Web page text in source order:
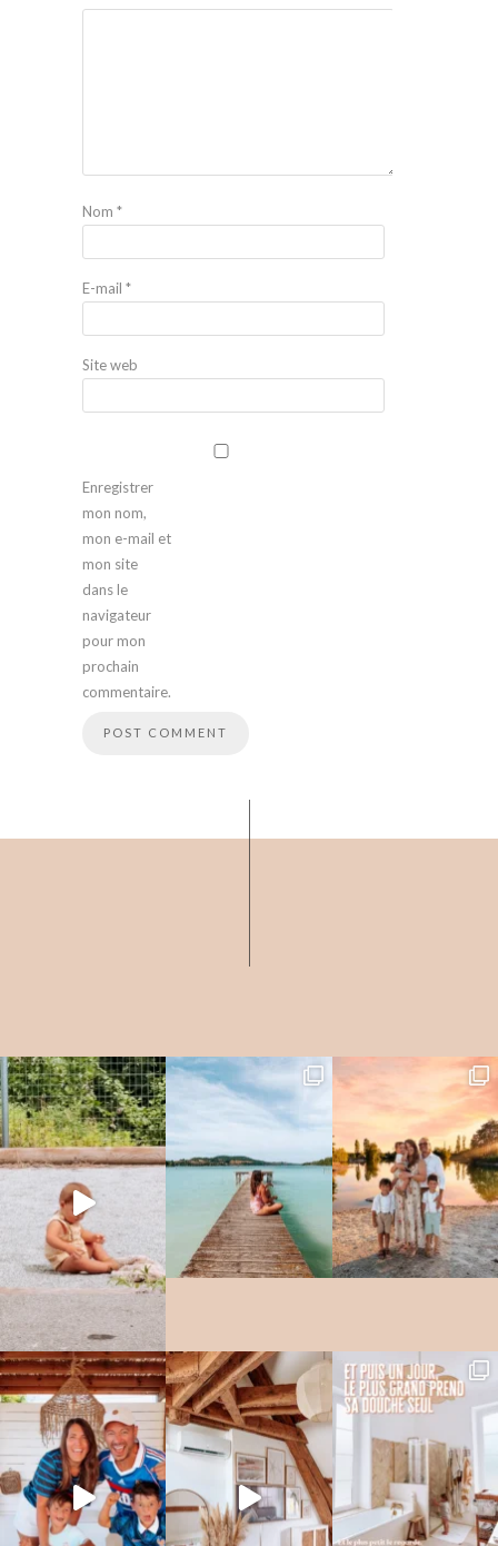
Nom *
E-mail *
Site web
Enregistrer
mon nom,
mon e-mail et
mon site
dans le
navigateur
pour mon
prochain
commentaire.